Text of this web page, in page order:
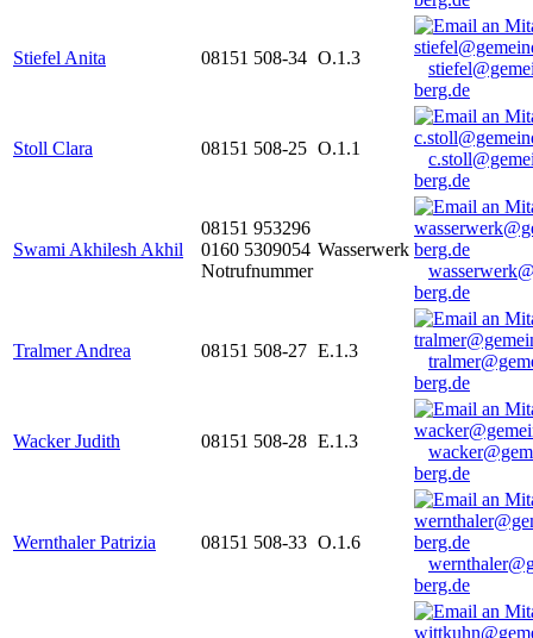
Stiefel Anita 08151 508-34 O.1.3
berg.de
Stoll Clara 08151 508-25 O.1.1
berg.de
Swami Akhilesh Akhil
08151 953296
0160 5309054
Notrufnummer
Wasserwerk
berg.de
Tralmer Andrea 08151 508-27 E.1.3
berg.de
Wacker Judith 08151 508-28 E.1.3
berg.de
Wernthaler Patrizia 08151 508-33 O.1.6
berg.de